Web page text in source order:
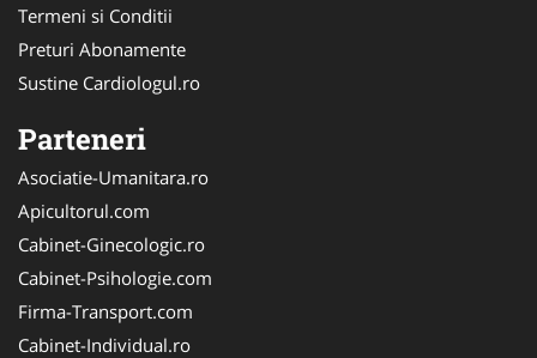
Termeni si Conditii
Preturi Abonamente
Sustine Cardiologul.ro
Parteneri
Asociatie-Umanitara.ro
Apicultorul.com
Cabinet-Ginecologic.ro
Cabinet-Psihologie.com
Firma-Transport.com
Cabinet-Individual.ro